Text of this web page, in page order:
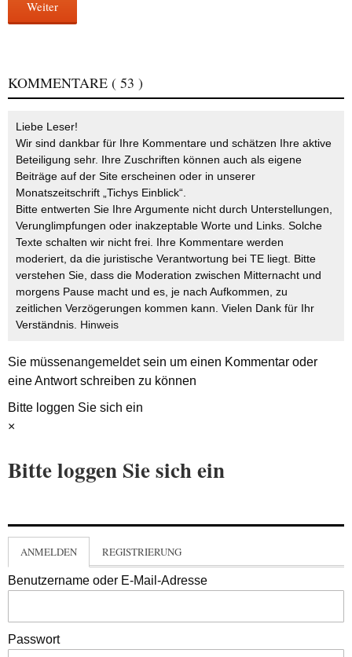
Weiter
KOMMENTARE ( 53 )
Liebe Leser!
Wir sind dankbar für Ihre Kommentare und schätzen Ihre aktive
Beteiligung sehr. Ihre Zuschriften können auch als eigene
Beiträge auf der Site erscheinen oder in unserer
Monatszeitschrift „Tichys Einblick“.
Bitte entwerten Sie Ihre Argumente nicht durch Unterstellungen,
Verunglimpfungen oder inakzeptable Worte und Links. Solche
Texte schalten wir nicht frei. Ihre Kommentare werden
moderiert, da die juristische Verantwortung bei TE liegt. Bitte
verstehen Sie, dass die Moderation zwischen Mitternacht und
morgens Pause macht und es, je nach Aufkommen, zu
zeitlichen Verzögerungen kommen kann. Vielen Dank für Ihr
Verständnis. Hinweis
Sie müssenangemeldetsein um einen Kommentar oder
eine Antwort schreiben zu können
Bitte loggen Sie sich ein
×
Bitte loggen Sie sich ein
ANMELDEN REGISTRIERUNG
Benutzername oder E-Mail-Adresse
Passwort